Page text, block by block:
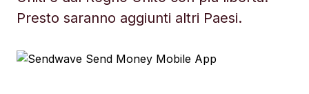
Presto saranno aggiunti altri Paesi.